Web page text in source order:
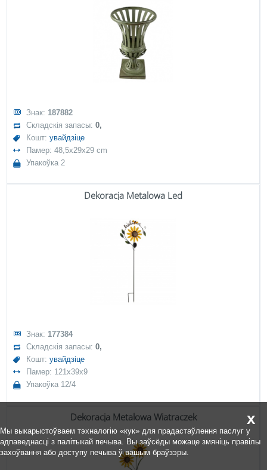
Знак: 187882
Складскія запасы:0,
Кошт:увайдзіце
Памер: 48,5x29x29 cm
Упакоўка 2
Dekoracja Metalowa Led
Знак: 177384
Складскія запасы:0,
Кошт:увайдзіце
Памер: 121x39x9
Упакоўка 12/4
Dekoracja Metalowa Wiatraczek x
Мы выкарыстоўваем тэхналогію «кук» для прадастаўлення паслуг у
адпаведнасці з палітыкай печыва. Вы заўсёды можаце змяніць правілы
захоўвання або доступу печыва ў вашым браўзэры.